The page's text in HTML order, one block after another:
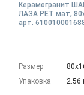
Керамогранит
ЛАЗА РЕТ мат,
арт.
Размер
Упаковка
2.56